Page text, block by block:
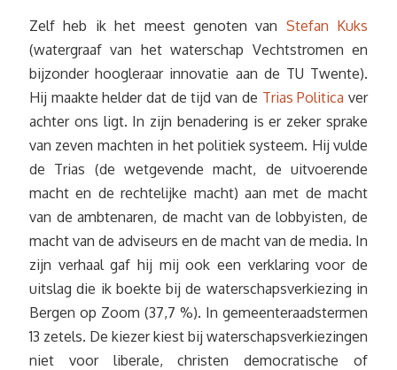
Zelf heb ik het meest genoten van Stefan Kuks
(watergraaf van het waterschap Vechtstromen en
bijzonder hoogleraar innovatie aan de TU Twente).
Hij maakte helder dat de tijd van de Trias Politica ver
achter ons ligt. In zijn benadering is er zeker sprake
van zeven machten in het politiek systeem. Hij vulde
de Trias (de wetgevende macht, de uitvoerende
macht en de rechtelijke macht) aan met de macht
van de ambtenaren, de macht van de lobbyisten, de
macht van de adviseurs en de macht van de media. In
zijn verhaal gaf hij mij ook een verklaring voor de
uitslag die ik boekte bij de waterschapsverkiezing in
Bergen op Zoom (37,7 %). In gemeenteraadstermen
13 zetels. De kiezer kiest bij waterschapsverkiezingen
niet voor liberale, christen democratische of